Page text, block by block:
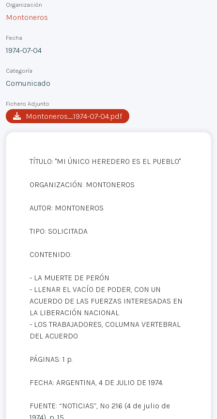
Organización
Montoneros
Fecha
1974-07-04
Categoría
Comunicado
Fichero Adjunto
Montoneros_1974-07-04.pdf
TÍTULO: "MI ÚNICO HEREDERO ES EL PUEBLO"
ORGANIZACIÓN: MONTONEROS
AUTOR: MONTONEROS
TIPO: SOLICITADA
CONTENIDO:
- LA MUERTE DE PERÓN
- LLENAR EL VACÍO DE PODER, CON UN
ACUERDO DE LAS FUERZAS INTERESADAS EN
LA LIBERACIÓN NACIONAL
- LOS TRABAJADORES, COLUMNA VERTEBRAL
DEL ACUERDO
PÁGINAS: 1 p.
FECHA: ARGENTINA, 4 DE JULIO DE 1974.
FUENTE: “NOTICIAS”, Nº 216 (4 de julio de